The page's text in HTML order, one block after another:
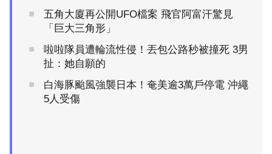
五角大廈再公開UFO檔案 飛官阿富汗驚見
「巨大三角形」
啦啦隊員遭輪流性侵！丟包公路秒被撞死 3男
扯：她自願的
白海豚颱風強襲日本！奄美逾3萬戶停電 沖繩
5人受傷